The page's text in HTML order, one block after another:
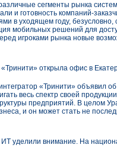
сегменты рынка
и готовность компаний-
в уходящем году,
мобильных решений для
игроками рынка новые
«Тринити» открыла офис в
«Тринити» объявил
весь спектр своей
предприятий. В целом
и он может стать не
ИТ уделили внимание. На